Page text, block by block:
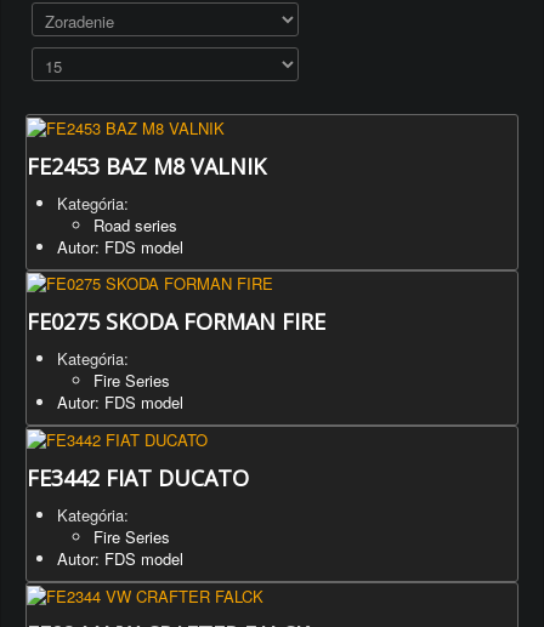
FE2453 BAZ M8 VALNIK
Kategória:
Road series
Autor: FDS model
FE0275 SKODA FORMAN FIRE
Kategória:
Fire Series
Autor: FDS model
FE3442 FIAT DUCATO
Kategória:
Fire Series
Autor: FDS model